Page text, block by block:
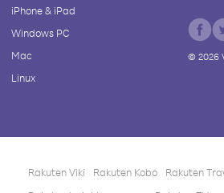
iPhone & iPad
Windows PC
Mac
Linux
© 2026
Rakuten Viki Rakuten Kobo Rakuten